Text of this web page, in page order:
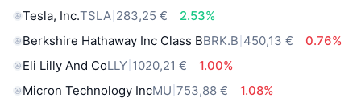
Tesla, Inc.TSLA 283,25 €
2.53%
Berkshire Hathaway Inc Class BBRK.B 450,13 €
0.76%
Eli Lilly And CoLLY 1020,21 €
1.00%
Micron Technology IncMU 753,88 €
1.08%